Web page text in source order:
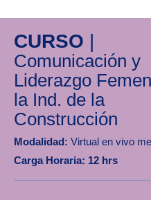
CURSO |
Comunicación y
Liderazgo
la Ind. de la
Construcción
Modalidad: Virtual en vivo
Carga Horaria: 12 hrs